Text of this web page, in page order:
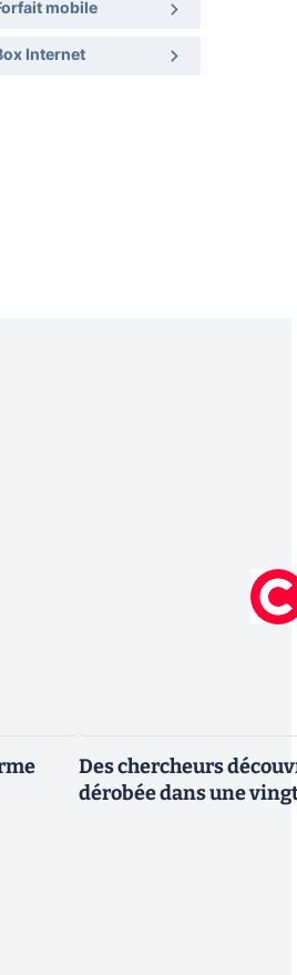
mobile
Internet
Des chercheurs
dérobée dans une